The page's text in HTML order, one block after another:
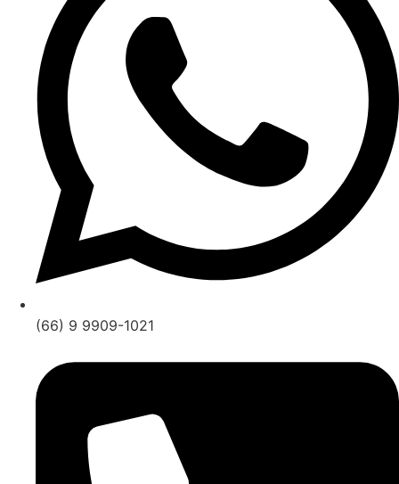
(66) 9 9909-1021